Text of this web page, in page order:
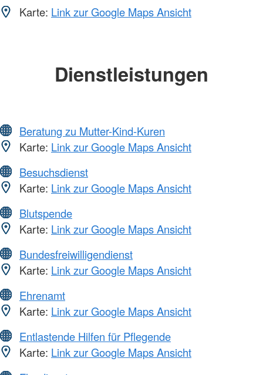
Karte: Link zur Google Maps Ansicht
Dienstleistungen
Beratung zu Mutter-Kind-Kuren
Karte: Link zur Google Maps Ansicht
Besuchsdienst
Karte: Link zur Google Maps Ansicht
Blutspende
Karte: Link zur Google Maps Ansicht
Bundesfreiwilligendienst
Karte: Link zur Google Maps Ansicht
Ehrenamt
Karte: Link zur Google Maps Ansicht
Entlastende Hilfen für Pflegende
Karte: Link zur Google Maps Ansicht